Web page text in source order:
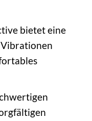
bietet eine
Vibrationen